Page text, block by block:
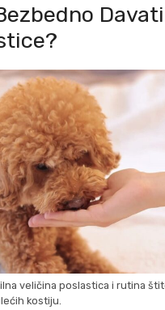
Davati
veličina poslastica i rutina
kostiju.